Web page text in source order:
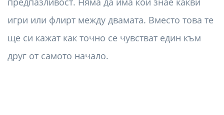
игри или флирт между двамата. Вместо това те
ще си кажат как точно се чувстват един към
друг от самото начало.